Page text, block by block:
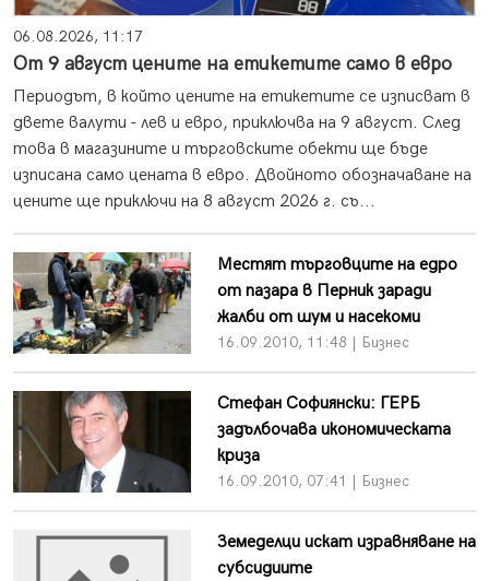
06.08.2026, 11:17
От 9 август цените на етикетите само в евро
Периодът, в който цените на етикетите се изписват в
двете валути - лев и евро, приключва на 9 август. След
това в магазините и търговските обекти ще бъде
изписана само цената в евро. Двойното обозначаване на
цените ще приключи на 8 август 2026 г. съ...
Местят търговците на едро
от пазара в Перник заради
жалби от шум и насекоми
16.09.2010, 11:48 | Бизнес
Стефан Софиянски: ГЕРБ
задълбочава икономическата
криза
16.09.2010, 07:41 | Бизнес
Земеделци искат изравняване на
субсидиите